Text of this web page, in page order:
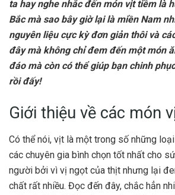
ta hay nghe nhắc đến món vịt tiềm là
Bắc mà sao bây giờ lại là miền Nam
nguyên liệu cực kỳ đơn giản thôi và
đây mà không chỉ đem đến một món
đáo mà còn có thể giúp bạn chinh
rồi đấy!
Giới thiệu về các món
Có thể nói, vịt là một trong số những
các chuyên gia bình chọn tốt nhất cho
người bởi vì vị ngọt của thịt nhưng lại
chất rất nhiều. Đọc đến đây, chắc hẳn